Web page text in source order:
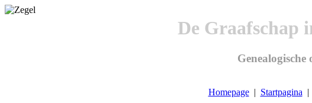
De Graafschap
Genealogische
Homepage| Startpagina |